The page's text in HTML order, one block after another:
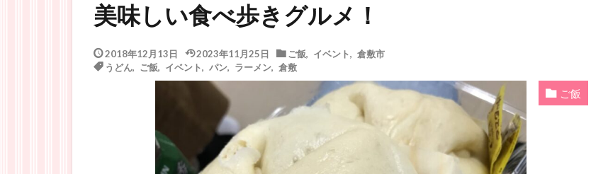
美味しい食べ歩きグルメ！
2018年12月13日 2023年11月25日 ご飯 イベント
倉敷市
うどん
ご飯 イベント パン, ラーメン, 倉敷
ご飯